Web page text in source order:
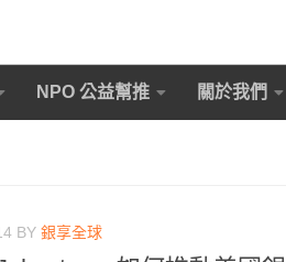
NPO 公益幫推 關於我們
BY 銀享全球